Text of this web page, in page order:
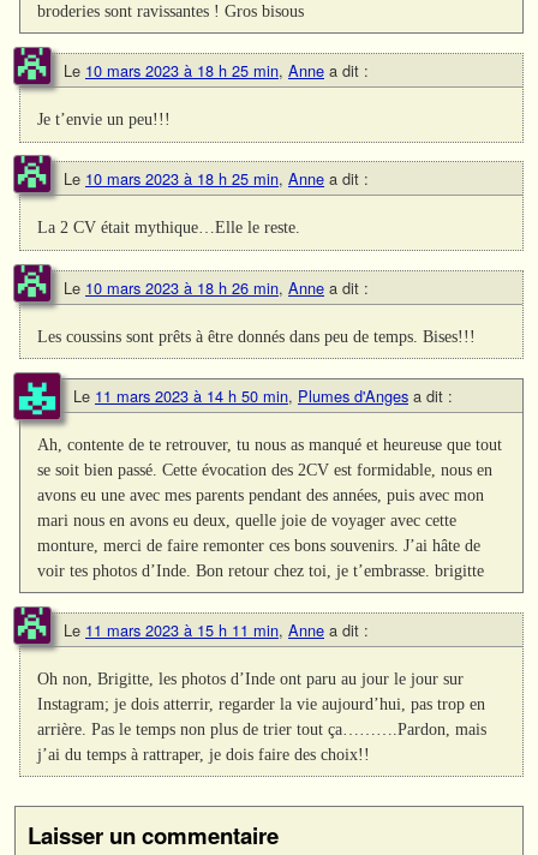
broderies sont ravissantes ! Gros bisous
Le 10 mars 2023 à 18 h 25 min, Anne a dit :
Je t’envie un peu!!!
Le 10 mars 2023 à 18 h 25 min, Anne a dit :
La 2 CV était mythique…Elle le reste.
Le 10 mars 2023 à 18 h 26 min, Anne a dit :
Les coussins sont prêts à être donnés dans peu de temps. Bises!!!
Le 11 mars 2023 à 14 h 50 min, Plumes d'Anges a dit :
Ah, contente de te retrouver, tu nous as manqué et heureuse que tout
se soit bien passé. Cette évocation des 2CV est formidable, nous en
avons eu une avec mes parents pendant des années, puis avec mon
mari nous en avons eu deux, quelle joie de voyager avec cette
monture, merci de faire remonter ces bons souvenirs. J’ai hâte de
voir tes photos d’Inde. Bon retour chez toi, je t’embrasse. brigitte
Le 11 mars 2023 à 15 h 11 min, Anne a dit :
Oh non, Brigitte, les photos d’Inde ont paru au jour le jour sur
Instagram; je dois atterrir, regarder la vie aujourd’hui, pas trop en
arrière. Pas le temps non plus de trier tout ça……….Pardon, mais
j’ai du temps à rattraper, je dois faire des choix!!
Laisser un commentaire